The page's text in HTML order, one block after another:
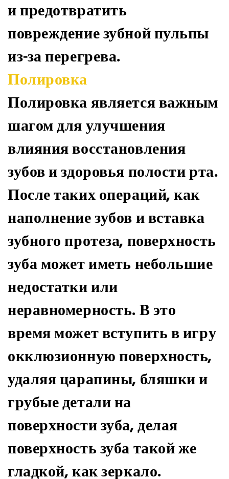
и предотвратить
повреждение зубной пульпы
из-за перегрева.
Полировка
Полировка является важным
шагом для улучшения
влияния восстановления
зубов и здоровья полости рта.
После таких операций, как
наполнение зубов и вставка
зубного протеза, поверхность
зуба может иметь небольшие
недостатки или
неравномерность. В это
время может вступить в игру
окклюзионную поверхность,
удаляя царапины, бляшки и
грубые детали на
поверхности зуба, делая
поверхность зуба такой же
гладкой, как зеркало.